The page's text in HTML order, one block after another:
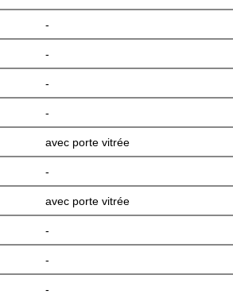
-
-
-
-
avec porte vitrée
-
avec porte vitrée
-
-
-